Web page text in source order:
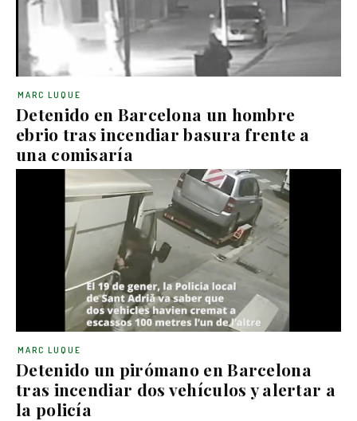
Detenido en Barcelona un hombre
ebrio tras incendiar basura frente a
una comisaría
MARC LUQUE
Detenido un pirómano en Barcelona
tras incendiar dos vehículos y alertar a
la policía
MARC LUQUE